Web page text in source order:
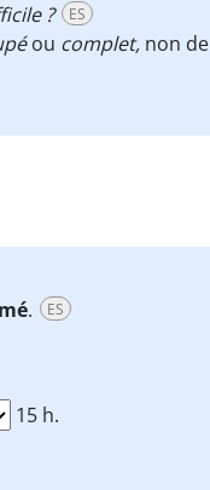
? ES
ou complet, non de
. ES
15 h.